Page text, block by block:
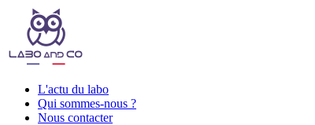
L'actu du labo
Qui sommes-nous ?
Nous contacter